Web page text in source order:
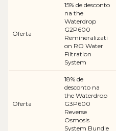
Oferta
15% de desconto
na the
Waterdrop
G2P600
Remineralizati
on RO Water
Filtration
System
Oferta
18% de
desconto na
the Waterdrop
G3P600
Reverse
Osmosis
System Bundle